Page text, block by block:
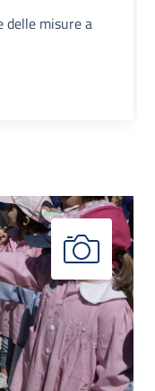
delle misure a